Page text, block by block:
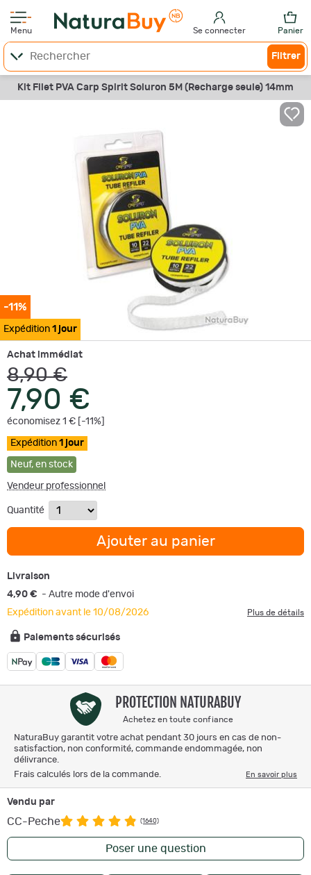
Menu Se connecter Panier
Filtrer
Kit Filet PVA Carp Spirit Soluron 5M (Recharge seule) 14mm
-11%
Expédition 1 jour
Achat immédiat
8,90 €
7,90 €
économisez 1 € [-11%]
Expédition 1 jour
Neuf, en stock
Vendeur professionnel
Quantité
Ajouter au panier
Livraison
4,90 € - Autre mode d'envoi
Expédition avant le 10/08/2026
Plus de détails
Paiements sécurisés
PROTECTION NATURABUY
Achetez en toute confiance
NaturaBuy garantit votre achat pendant 30 jours en cas de non-
satisfaction, non conformité, commande endommagée, non
délivrance.
Frais calculés lors de la commande.
En savoir plus
Vendu par
CC-Peche (1640)
Poser une question